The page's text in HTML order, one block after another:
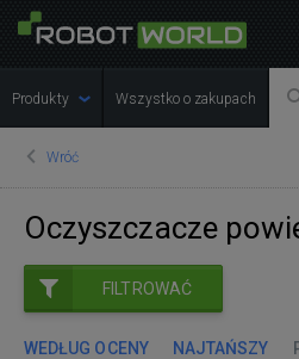
Produkty Wszystko o zakupach
Wróć
Oczyszczacze
FILTROWAĆ
WEDŁUG OCENY NAJTAŃSZY